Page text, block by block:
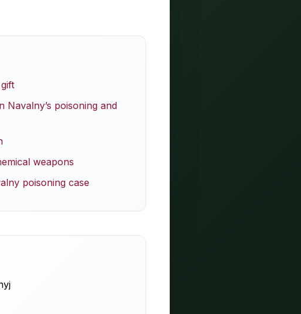
Navalny’s poisoning and
weapons
poisoning case